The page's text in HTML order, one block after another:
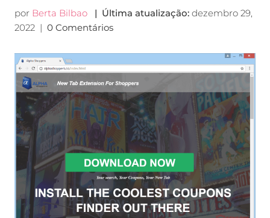
por Berta Bilbao | Última atualização: dezembro 29,
2022| 0 Comentários